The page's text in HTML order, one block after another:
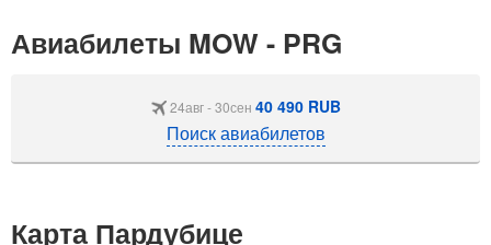
Авиабилеты MOW - PRG
24авг - 30сен 40 490 RUB
Поиск авиабилетов
Карта Пардубице